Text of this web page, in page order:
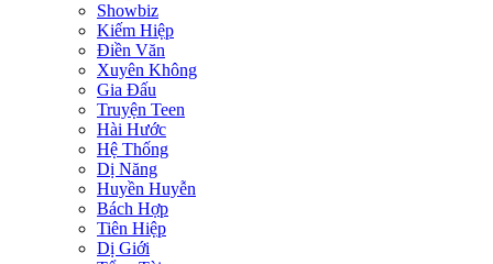
Showbiz
Kiếm Hiệp
Điền Văn
Xuyên Không
Gia Đấu
Truyện Teen
Hài Hước
Hệ Thống
Dị Năng
Huyền Huyễn
Bách Hợp
Tiên Hiệp
Dị Giới